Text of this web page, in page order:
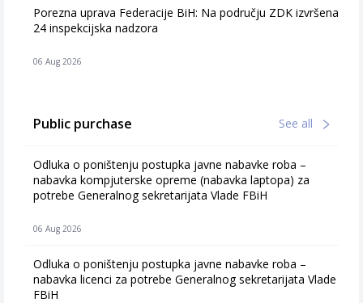
Porezna uprava Federacije BiH: Na području ZDK izvršena
24 inspekcijska nadzora
06 Aug 2026
Public purchase See all
Odluka o poništenju postupka javne nabavke roba –
nabavka kompjuterske opreme (nabavka laptopa) za
potrebe Generalnog sekretarijata Vlade FBiH
06 Aug 2026
Odluka o poništenju postupka javne nabavke roba –
nabavka licenci za potrebe Generalnog sekretarijata Vlade
FBiH